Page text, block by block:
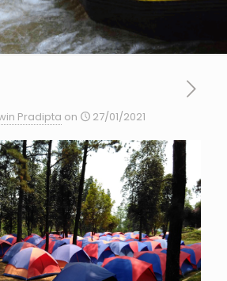
Pradipta on 27/01/2021